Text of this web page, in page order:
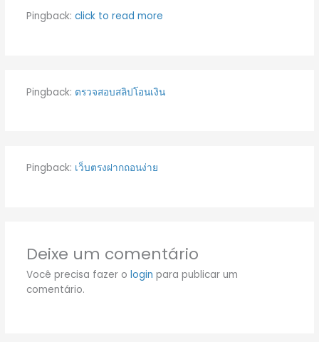
Pingback: click to read more
Pingback: ตรวจสอบสลิปโอนเงิน
Pingback: เว็บตรงฝากถอนง่าย
Deixe um comentário
Você precisa fazer o login para publicar um
comentário.